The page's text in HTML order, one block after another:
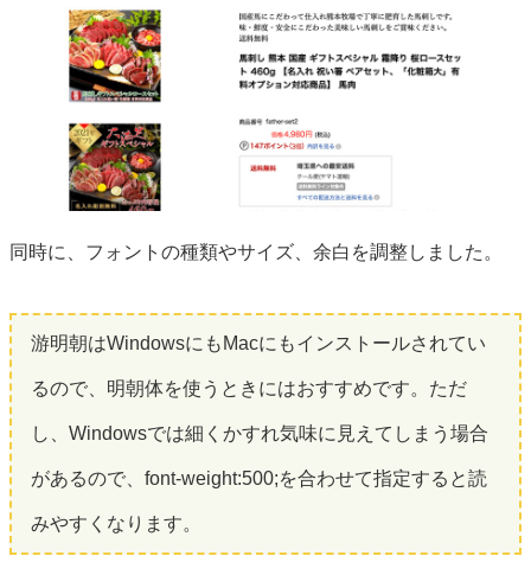
同時に、フォントの種類やサイズ、余白を調整しました。
游明朝はWindowsにもMacにもインストールされてい
るので、明朝体を使うときにはおすすめです。ただ
し、Windowsでは細くかすれ気味に見えてしまう場合
があるので、font-weight:500;を合わせて指定すると読
みやすくなります。